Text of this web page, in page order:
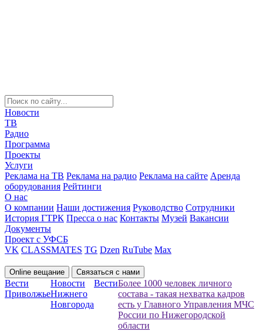
Новости
ТВ
Радио
Программа
Проекты
Услуги
Реклама на ТВ Реклама на радио Реклама на сайте Аренда
оборудования Рейтинги
О нас
О компании Наши достижения Руководство Сотрудники
История ГТРК Пресса о нас Контакты Музей Вакансии
Документы
Проект с УФСБ
VK CLASSMATES TG Dzen RuTube Max
Online вещание Связаться с нами
Вести
Приволжье
Новости
Нижнего
Новгорода
ВестиБолее 1000 человек личного
состава - такая нехватка кадров
есть у Главного Управления МЧС
России по Нижегородской
области